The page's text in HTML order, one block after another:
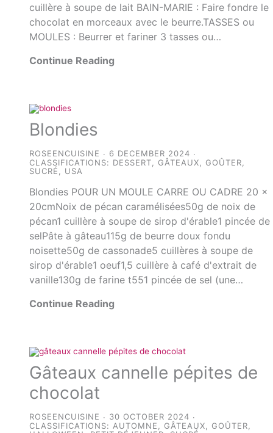
cuillère à soupe de lait BAIN-MARIE : Faire fondre le
chocolat en morceaux avec le beurre.TASSES ou
MOULES : Beurrer et fariner 3 tasses ou…
Continue Reading
Blondies
ROSEENCUISINE
6 DECEMBER 2024
CLASSIFICATIONS: DESSERT ,GÂTEAUX ,GOÛTER
SUCRÉ
USA
Blondies POUR UN MOULE CARRE OU CADRE 20 x
20cmNoix de pécan caramélisées50g de noix de
pécan1 cuillère à soupe de sirop d'érable1 pincée de
selPâte à gâteau115g de beurre doux fondu
noisette50g de cassonade5 cuillères à soupe de
sirop d'érable1 oeuf1,5 cuillère à café d'extrait de
vanille130g de farine t551 pincée de sel (une…
Continue Reading
Gâteaux cannelle pépites de
chocolat
ROSEENCUISINE
30 OCTOBER 2024
CLASSIFICATIONS:AUTOMNE,GÂTEAUX,GOÛTER,